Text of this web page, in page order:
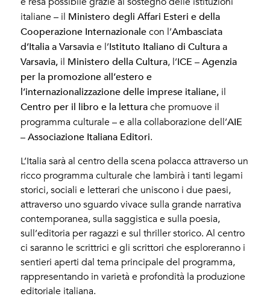
italiane – il Ministero degli Affari Esteri e della
Cooperazione Internazionale con l’Ambasciata
d’Italia a Varsaviae l’Istituto Italiano di Cultura a
Varsavia, il Ministero della Cultura, l’ICE – Agenzia
per la promozione all’estero e
l’internazionalizzazione delle imprese italiane, il
Centro per il libro e la lettura che promuove il
programma culturale – e alla collaborazione dell’AIE
– Associazione Italiana Editori.
L’Italia sarà al centro della scena polacca attraverso un
ricco programma culturale che lambirà i tanti legami
storici, sociali e letterari che uniscono i due paesi,
attraverso uno sguardo vivace sulla grande narrativa
contemporanea, sulla saggistica e sulla poesia,
sull’editoria per ragazzi e sul thriller storico. Al centro
ci saranno le scrittrici e gli scrittori che esploreranno i
sentieri aperti dal tema principale del programma,
rappresentando in varietà e profondità la produzione
editoriale italiana.